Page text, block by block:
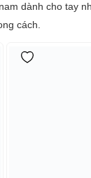
dành cho tay
cách.